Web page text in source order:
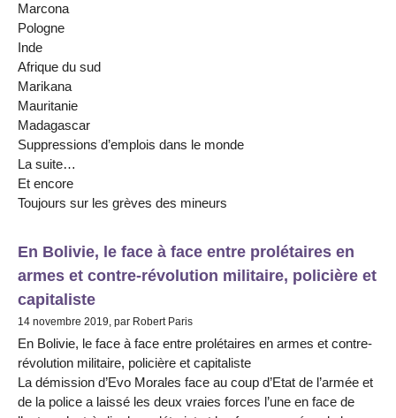
Marcona
Pologne
Inde
Afrique du sud
Marikana
Mauritanie
Madagascar
Suppressions d’emplois dans le monde
La suite…
Et encore
Toujours sur les grèves des mineurs
En Bolivie, le face à face entre prolétaires en
armes et contre-révolution militaire, policière et
capitaliste
14 novembre 2019, par Robert Paris
En Bolivie, le face à face entre prolétaires en armes et contre-
révolution militaire, policière et capitaliste
La démission d’Evo Morales face au coup d’Etat de l’armée et
de la police a laissé les deux vraies forces l’une en face de